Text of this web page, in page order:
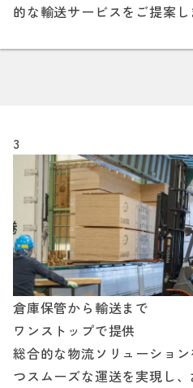
的な輸送サービスをご提案し
3
倉庫保管から輸送まで
ワンストップで提供
総合的な物流ソリューショ
つスムーズな運送を実現し